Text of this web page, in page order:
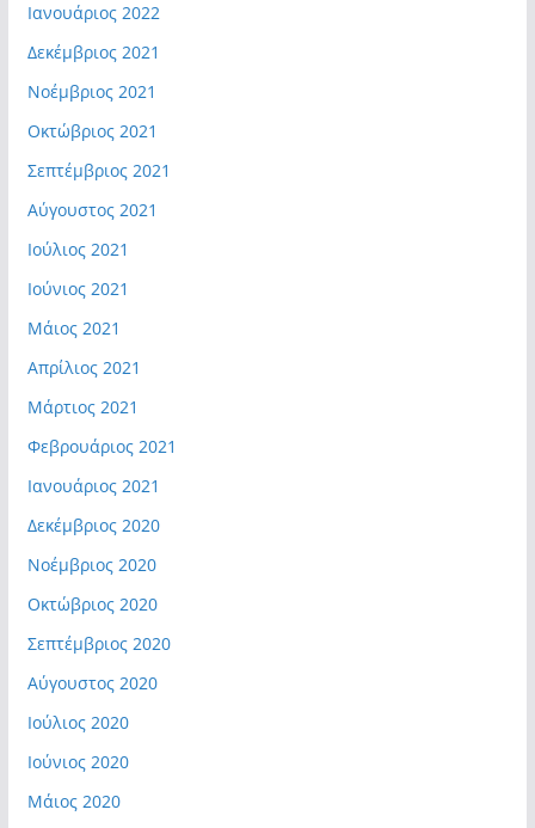
Ιανουάριος 2022
Δεκέμβριος 2021
Νοέμβριος 2021
Οκτώβριος 2021
Σεπτέμβριος 2021
Αύγουστος 2021
Ιούλιος 2021
Ιούνιος 2021
Μάιος 2021
Απρίλιος 2021
Μάρτιος 2021
Φεβρουάριος 2021
Ιανουάριος 2021
Δεκέμβριος 2020
Νοέμβριος 2020
Οκτώβριος 2020
Σεπτέμβριος 2020
Αύγουστος 2020
Ιούλιος 2020
Ιούνιος 2020
Μάιος 2020